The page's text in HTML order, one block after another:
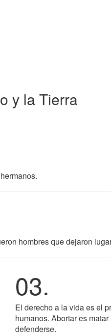
y la Tierra
hombres que dejaron
03.
El derecho a la vida es el
humanos. Abortar es
defenderse.